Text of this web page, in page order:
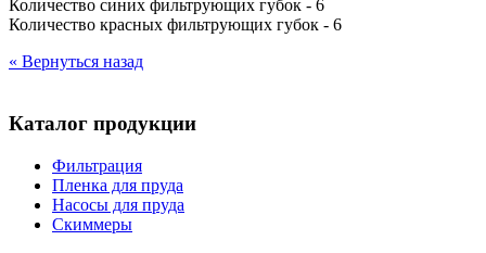
Количество синих фильтрующих губок - 6
Количество красных фильтрующих губок - 6
« Вернуться назад
Каталог продукции
Фильтрация
Пленка для пруда
Насосы для пруда
Скиммеры